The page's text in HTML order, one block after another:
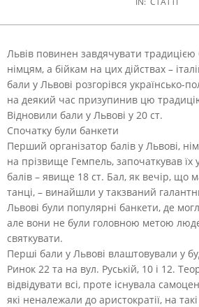
Львів повинен завдячувати традицією
німцям, а бійкам на цих дійствах –
бали у Львові розгорівся українсько-
на деякий час призупинив цю
Відновили бали у Львові у 20 ст.
Спочатку були банкети
Перший організатор балів у Львові,
на прізвище Гемпель, започаткував їх
балів – явище 18 ст. Бал, як вечір, що
танці, – винайшли у такзваний
Львові були популярні банкети, де
але вони не були головною метою
святкувати.
Перші бали у Львові влаштовували у
Ринок 22 та на вул. Руській, 10 і 12.
відвідувати всі, проте існувала
які неналежали до аристократії, на